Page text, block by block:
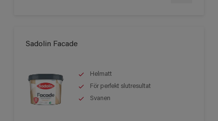
Sadolin Facade
Helmatt
För perfekt slutresultat
Svanen